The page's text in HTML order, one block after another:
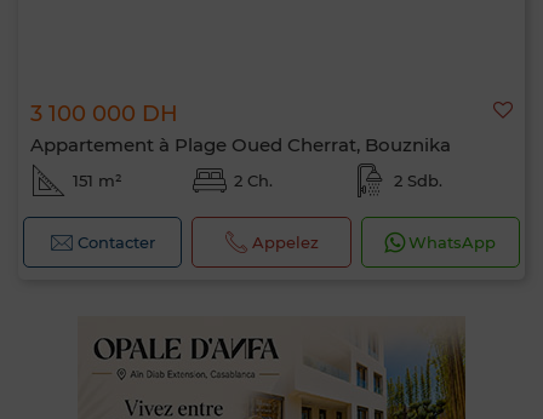
3 100 000 DH
Appartement à Plage Oued Cherrat, Bouznika
151 m² 2 Ch. 2 Sdb.
Contacter Appelez WhatsApp